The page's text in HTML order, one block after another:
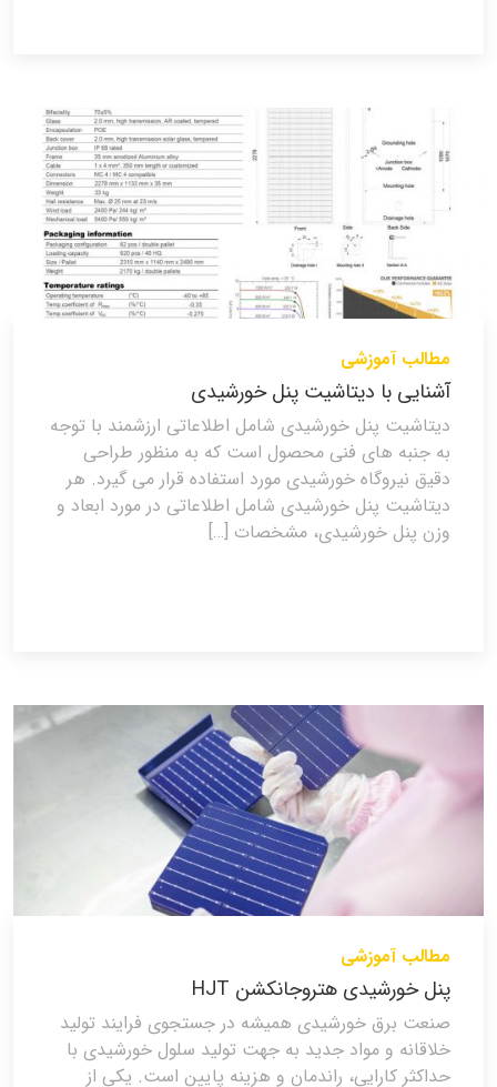
مطالب آموزشی
آشنایی با دیتاشیت پنل خورشیدی
دیتاشیت پنل خورشیدی شامل اطلاعاتی ارزشمند با توجه
به جنبه های فنی محصول است که به منظور طراحی
دقیق نیروگاه خورشیدی مورد استفاده قرار می گیرد. هر
دیتاشیت پنل خورشیدی شامل اطلاعاتی در مورد ابعاد و
وزن پنل خورشیدی، مشخصات […]
مطالب آموزشی
پنل خورشیدی هتروجانکشن HJT
صنعت برق خورشیدی همیشه در جستجوی فرایند تولید
خلاقانه و مواد جدید به جهت تولید سلول خورشیدی با
حداکثر کارایی، راندمان و هزینه پایین است. یکی از